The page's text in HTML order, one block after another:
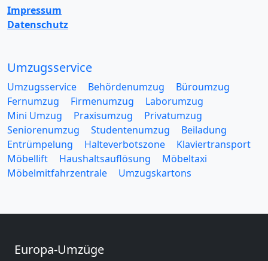
Impressum
Datenschutz
Umzugsservice
Umzugsservice Behördenumzug
Büroumzug
Fernumzug
Firmenumzug
Laborumzug
Mini Umzug
Praxisumzug
Privatumzug
Seniorenumzug
Studentenumzug
Beiladung
Entrümpelung
Halteverbotszone
Klaviertransport
Möbellift
Haushaltsauflösung
Möbeltaxi
Möbelmitfahrzentrale
Umzugskartons
Europa-Umzüge